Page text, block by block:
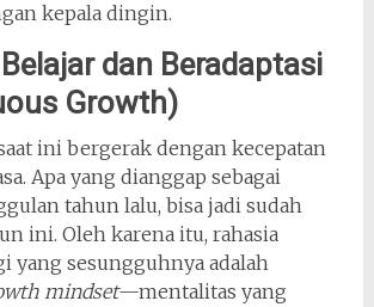
kepala dingin.
dan Beradaptasi
Growth)
ini bergerak dengan kecepatan
Apa yang dianggap sebagai
tahun lalu, bisa jadi sudah
ini. Oleh karena itu, rahasia
yang sesungguhnya adalah
mindset—mentalitas yang